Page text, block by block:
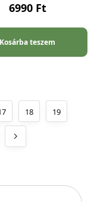
6990 Ft
Kosárba teszem
18 19